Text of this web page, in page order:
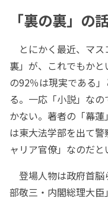
「裏の裏」の
とにかく最近、マス
裏」が、これでもか
の92％は現実である
る。一応「小説」な
かない。著者の「幕
は東大法学部を出て
ャリア官僚」なのだと
登場人物は政府首脳
部敬三・内閣総理大臣